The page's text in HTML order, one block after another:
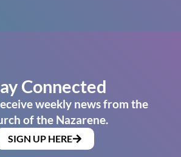
Connected
weekly news from the
of the Nazarene.
SIGN UP HERE